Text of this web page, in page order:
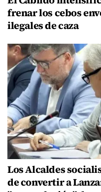
frenar los cebos
ilegales de caza
Los Alcaldes
de convertir a